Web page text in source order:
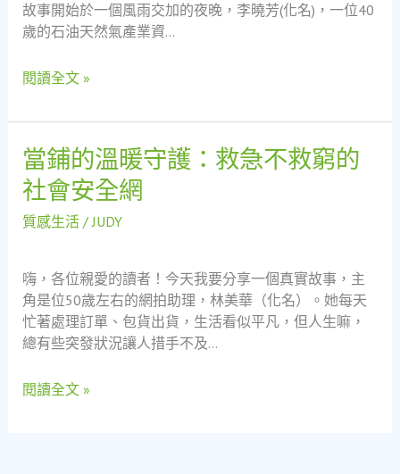
故事開始於一個風雨交加的夜晚，李曉芳(化名)，一位40
歲的石油天然氣產業資…
資
之
當
如
化
身
社
會
全
網
閱讀全文 »
當鋪的溫暖守護：救急不救窮的
社會安全網
質感生活/JUDY
嗨，各位親愛的讀者！今天我要分享一個真實故事，主
角是位50歲左右的網拍助理，林美華（化名）。她每天
忙著處理訂單、包貨出貨，生活看似平凡，但人生嘛，
總有些突發狀況讓人措手不及…
當
鋪
的
溫
護：
救
急
不
窮
閱讀全文 »